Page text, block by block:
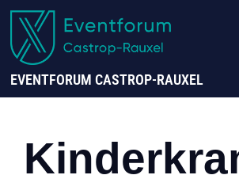
EVENTFORUM CASTROP-RAUXEL